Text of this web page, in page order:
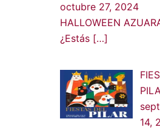
octubre 27, 2024
HALLOWEEN
¿Estás […]
14,